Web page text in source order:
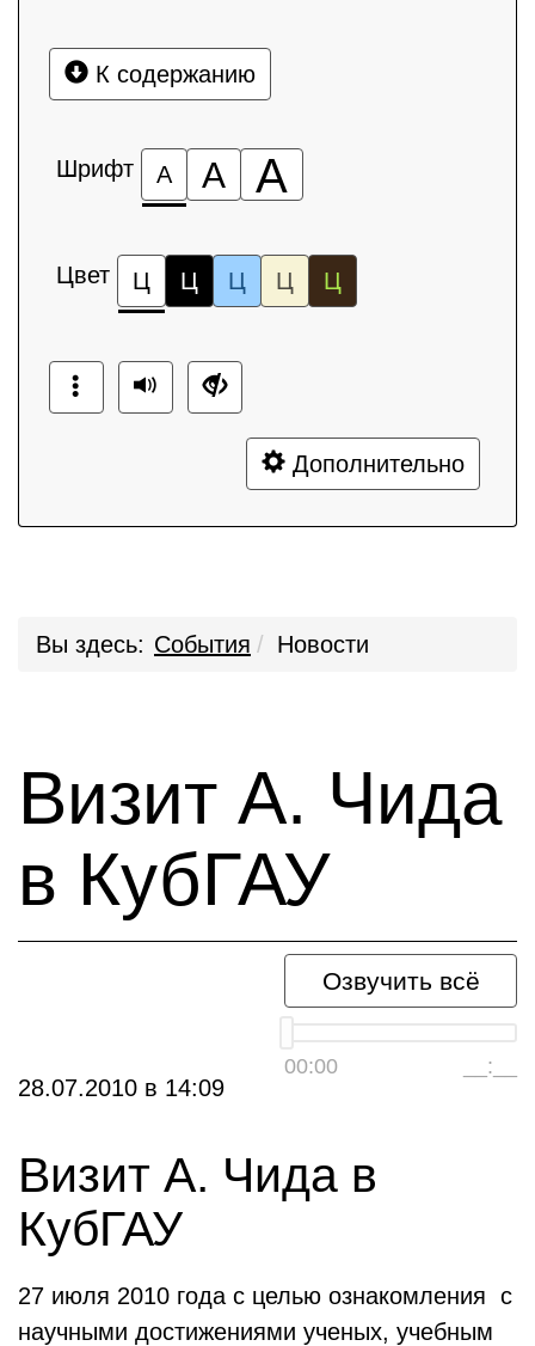
К содержанию
Шрифт А А А
Цвет Ц Ц Ц Ц Ц
Дополнительно
Вы здесь: События Новости
Визит А. Чида
в КубГАУ
Озвучить всё
00:00 __:__
28.07.2010 в 14:09
Визит А. Чида в
КубГАУ
27 июля 2010 года с целью ознакомления с
научными достижениями ученых, учебным